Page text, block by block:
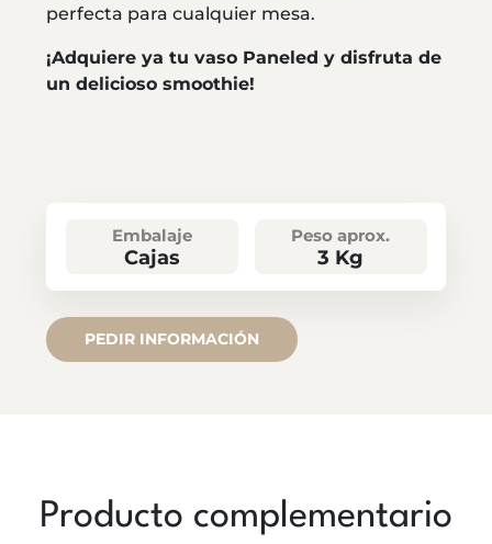
perfecta para cualquier mesa.
¡Adquiere ya tu vaso Paneled y disfruta de
un delicioso smoothie!
Embalaje
Cajas
Peso aprox.
3 Kg
PEDIR INFORMACIÓN
Producto complementario